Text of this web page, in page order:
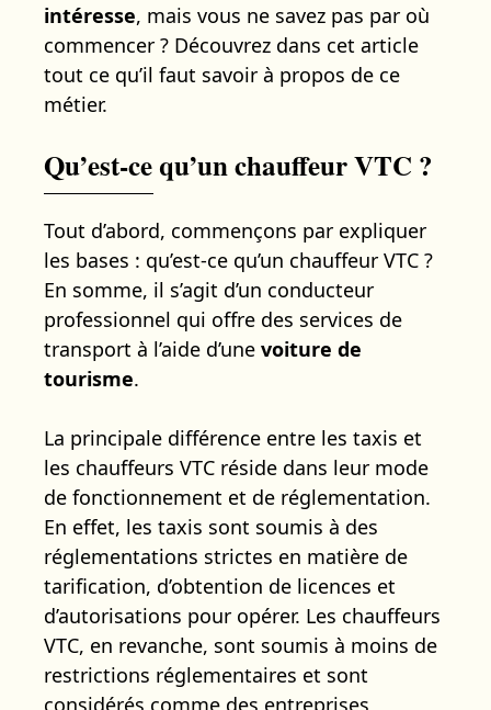
intéresse, mais vous ne savez pas par où
commencer ? Découvrez dans cet article
tout ce qu’il faut savoir à propos de ce
métier.
Qu’est-ce qu’un chauffeur VTC ?
Tout d’abord, commençons par expliquer
les bases : qu’est-ce qu’un chauffeur VTC ?
En somme, il s’agit d’un conducteur
professionnel qui offre des services de
transport à l’aide d’une voiture de
tourisme.
La principale différence entre les taxis et
les chauffeurs VTC réside dans leur mode
de fonctionnement et de réglementation.
En effet, les taxis sont soumis à des
réglementations strictes en matière de
tarification, d’obtention de licences et
d’autorisations pour opérer. Les chauffeurs
VTC, en revanche, sont soumis à moins de
restrictions réglementaires et sont
considérés comme des entreprises